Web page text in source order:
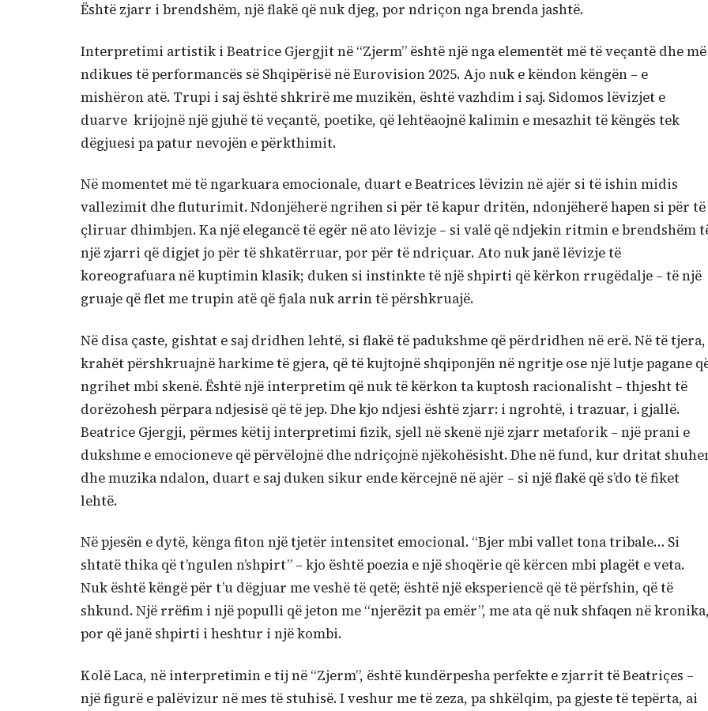
Është zjarr i brendshëm, një flakë që nuk djeg, por ndriçon nga brenda jashtë.
Interpretimi artistik i Beatrice Gjergjit në “Zjerm” është një nga elementët më të veçantë dhe më
ndikues të performancës së Shqipërisë në Eurovision 2025. Ajo nuk e këndon këngën – e
mishëron atë. Trupi i saj është shkrirë me muzikën, është vazhdim i saj. Sidomos lëvizjet e
duarve krijojnë një gjuhë të veçantë, poetike, që lehtëaojnë kalimin e mesazhit të këngës tek
dëgjuesi pa patur nevojën e përkthimit.
Në momentet më të ngarkuara emocionale, duart e Beatrices lëvizin në ajër si të ishin midis
vallezimit dhe fluturimit. Ndonjëherë ngrihen si për të kapur dritën, ndonjëherë hapen si për të
çliruar dhimbjen. Ka një elegancë të egër në ato lëvizje – si valë që ndjekin ritmin e brendshëm
një zjarri që digjet jo për të shkatërruar, por për të ndriçuar. Ato nuk janë lëvizje të
koreografuara në kuptimin klasik; duken si instinkte të një shpirti që kërkon rrugëdalje – të një
gruaje që flet me trupin atë që fjala nuk arrin të përshkruajë.
Në disa çaste, gishtat e saj dridhen lehtë, si flakë të padukshme që përdridhen në erë. Në të tjera,
krahët përshkruajnë harkime të gjera, që të kujtojnë shqiponjën në ngritje ose një lutje pagane
ngrihet mbi skenë. Është një interpretim që nuk të kërkon ta kuptosh racionalisht – thjesht të
dorëzohesh përpara ndjesisë që të jep. Dhe kjo ndjesi është zjarr: i ngrohtë, i trazuar, i gjallë.
Beatrice Gjergji, përmes këtij interpretimi fizik, sjell në skenë një zjarr metaforik – një prani e
dukshme e emocioneve që përvëlojnë dhe ndriçojnë njëkohësisht. Dhe në fund, kur dritat
dhe muzika ndalon, duart e saj duken sikur ende kërcejnë në ajër – si një flakë që s’do të fiket
lehtë.
Në pjesën e dytë, kënga fiton një tjetër intensitet emocional. “Bjer mbi vallet tona tribale… Si
shtatë thika që t’ngulen n’shpirt” – kjo është poezia e një shoqërie që kërcen mbi plagët e veta.
Nuk është këngë për t’u dëgjuar me veshë të qetë; është një eksperiencë që të përfshin, që të
shkund. Një rrëfim i një populli që jeton me “njerëzit pa emër”, me ata që nuk shfaqen në
por që janë shpirti i heshtur i një kombi.
Kolë Laca, në interpretimin e tij në “Zjerm”, është kundërpesha perfekte e zjarrit të Beatriçes –
një figurë e palëvizur në mes të stuhisë. I veshur me të zeza, pa shkëlqim, pa gjeste të tepërta, ai